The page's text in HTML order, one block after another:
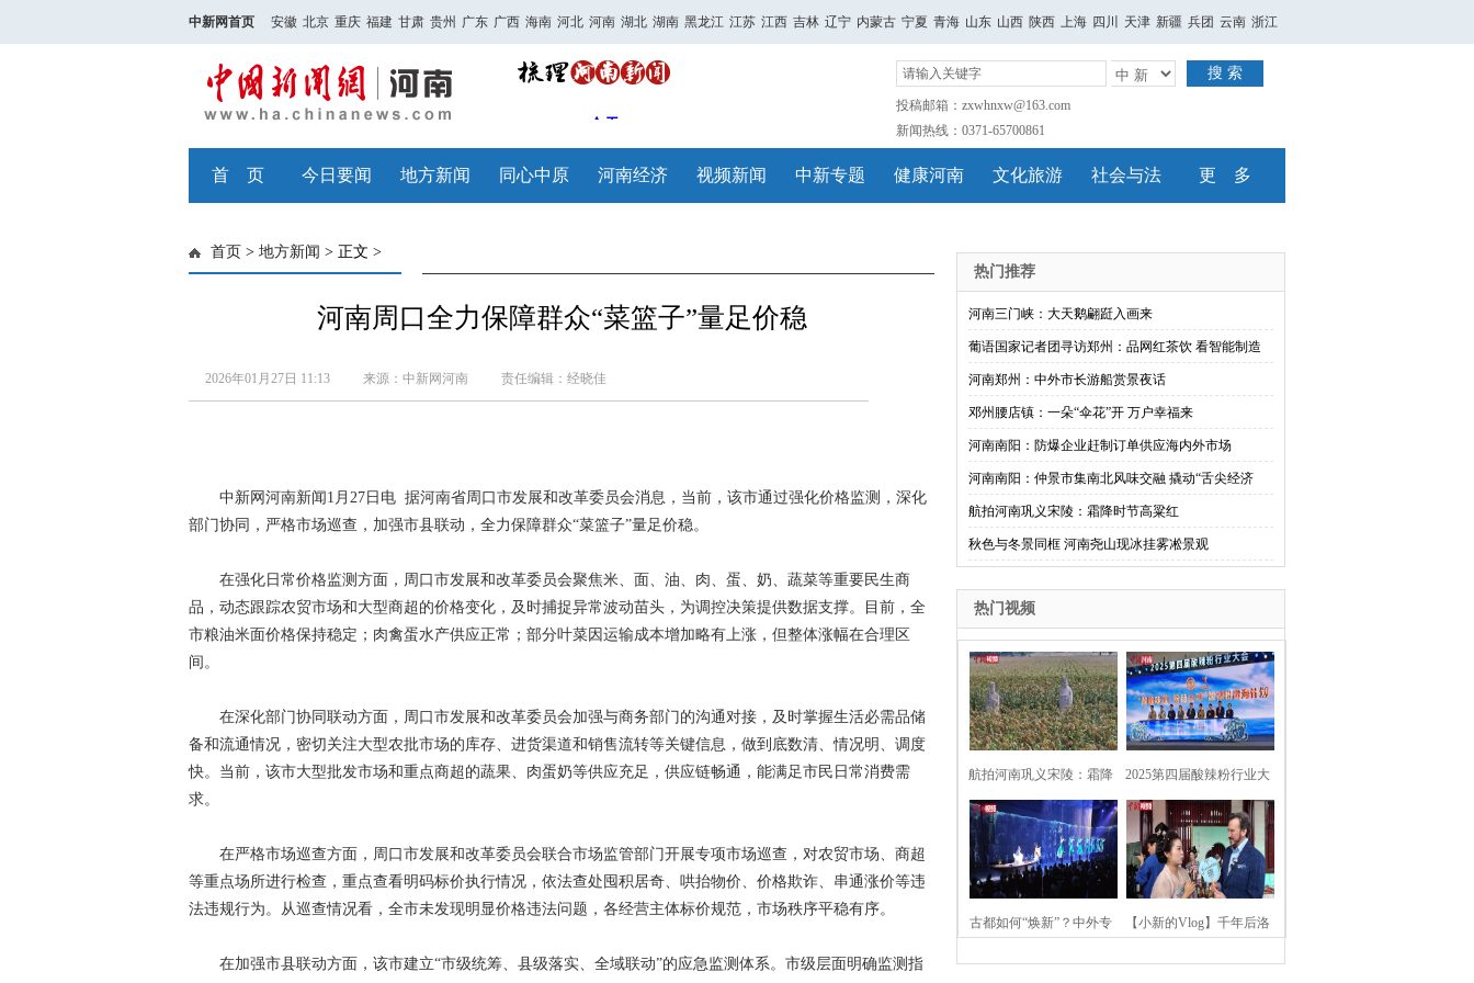
中新网首页 安徽 北京 重庆 福建 甘肃 贵州 广东 广西 海南 河北 河南 湖北 湖南 黑龙江 江苏 江西 吉林 辽宁 内蒙古 宁夏 青海 山东 山西 陕西 上海 四川 天津 新疆 兵团 云南 浙江
搜 索
投稿邮箱：zxwhnxw@163.com
新闻热线：0371-65700861
首 页 今日要闻 地方新闻 同心中原 河南经济 视频新闻 中新专题 健康河南 文化旅游 社会与法 更 多
首页 > 地方新闻 > 正文 >
河南周口全力保障群众“菜篮子”量足价稳
2026年01月27日 11:13 来源：中新网河南 责任编辑：经晓佳
中新网河南新闻1月27日电 据河南省周口市发展和改革委员会消息，当前，该市通过强化价格监测，深化
部门协同，严格市场巡查，加强市县联动，全力保障群众“菜篮子”量足价稳。
在强化日常价格监测方面，周口市发展和改革委员会聚焦米、面、油、肉、蛋、奶、蔬菜等重要民生商
品，动态跟踪农贸市场和大型商超的价格变化，及时捕捉异常波动苗头，为调控决策提供数据支撑。目前，全
市粮油米面价格保持稳定；肉禽蛋水产供应正常；部分叶菜因运输成本增加略有上涨，但整体涨幅在合理区
间。
在深化部门协同联动方面，周口市发展和改革委员会加强与商务部门的沟通对接，及时掌握生活必需品储
备和流通情况，密切关注大型农批市场的库存、进货渠道和销售流转等关键信息，做到底数清、情况明、调度
快。当前，该市大型批发市场和重点商超的蔬果、肉蛋奶等供应充足，供应链畅通，能满足市民日常消费需
求。
在严格市场巡查方面，周口市发展和改革委员会联合市场监管部门开展专项市场巡查，对农贸市场、商超
等重点场所进行检查，重点查看明码标价执行情况，依法查处囤积居奇、哄抬物价、价格欺诈、串通涨价等违
法违规行为。从巡查情况看，全市未发现明显价格违法问题，各经营主体标价规范，市场秩序平稳有序。
在加强市县联动方面，该市建立“市级统筹、县级落实、全域联动”的应急监测体系。市级层面明确监测指
热门推荐
河南三门峡：大天鹅翩跹入画来
葡语国家记者团寻访郑州：品网红茶饮 看智能制造
河南郑州：中外市长游船赏景夜话
邓州腰店镇：一朵“伞花”开 万户幸福来
河南南阳：防爆企业赶制订单供应海内外市场
河南南阳：仲景市集南北风味交融 撬动“舌尖经济
航拍河南巩义宋陵：霜降时节高粱红
秋色与冬景同框 河南尧山现冰挂雾凇景观
热门视频
航拍河南巩义宋陵：霜降
时节高粱红
2025第四届酸辣粉行业大
会在河南开封举行
古都如何“焕新”？中外专 【小新的Vlog】千年后洛